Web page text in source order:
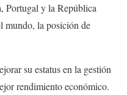
Portugal y la República
mundo, la posición de
su estatus en la gestión
rendimiento económico.